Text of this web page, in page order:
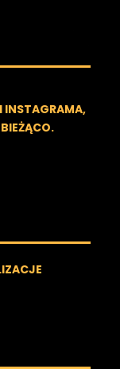
INSTAGRAMA,